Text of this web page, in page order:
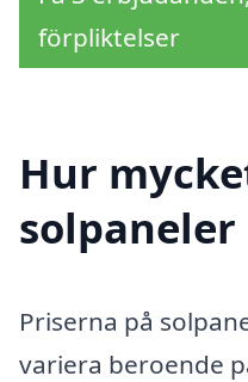
förpliktelser
Hur
solpaneler
Priserna på
variera beroende